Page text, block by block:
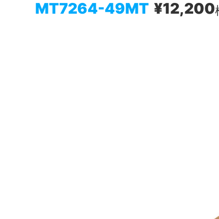
MT7264-49MT ¥12,200